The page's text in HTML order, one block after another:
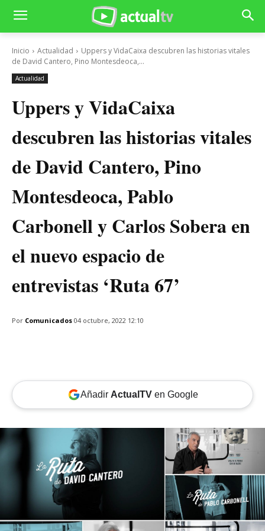
Inicio Actualidad
Uppers y VidaCaixa descubren las historias vitales
de David Cantero, Pino Montesdeoca,...
Actualidad
Uppers y VidaCaixa
descubren las historias vitales
de David Cantero, Pino
Montesdeoca, Pablo
Carbonell y Carlos Sobera en
el nuevo espacio de
entrevistas ‘Ruta 67’
Por Comunicados 04 octubre, 2022 12:10
Añadir ActualTVen Google